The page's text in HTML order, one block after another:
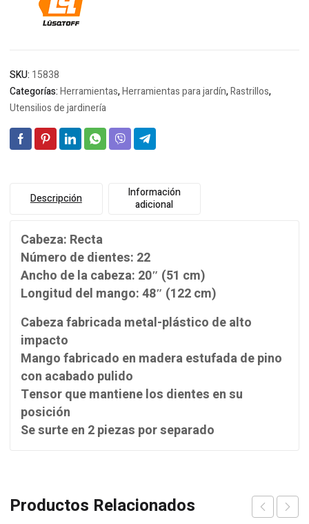
SKU: 15838
Categorías:Herramientas,Herramientas para jardín,Rastrillos,
Utensilios de jardinería
Descripción
Información
adicional
Cabeza: Recta
Número de dientes: 22
Ancho de la cabeza: 20″ (51 cm)
Longitud del mango: 48″ (122 cm)
Cabeza fabricada metal-plástico de alto
impacto
Mango fabricado en madera estufada de pino
con acabado pulido
Tensor que mantiene los dientes en su
posición
Se surte en 2 piezas por separado
Productos Relacionados